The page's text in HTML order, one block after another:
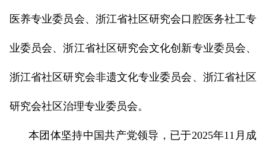
医养专业委员会、浙江省社区研究会口腔医务社工专
业委员会、浙江省社区研究会文化创新专业委员会、
浙江省社区研究会非遗文化专业委员会、浙江省社区
研究会社区治理专业委员会。
本团体坚持中国共产党领导，已于2025年11月成